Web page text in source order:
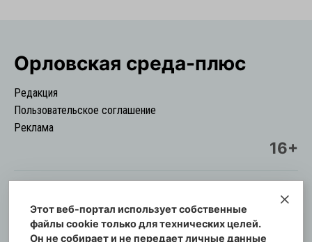
Орловская cреда-плюс
Редакция
Пользовательское соглашение
Реклама
16+
© Информационный городской портал
Орловская cреда-плюс, 2021-2026
Этот веб-портал использует собственные
файлы cookie только для технических целей.
Он не собирает и не передает личные данные